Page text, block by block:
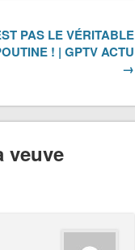
PAS LE VÉRITABLE
! | GPTV ACTU
→
veuve